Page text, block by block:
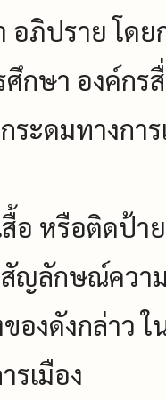
อภิปราย โด
ศึกษา องค์ก
ระดมทางการ
อ หรือติดป้า
ญลักษณ์ควา
องดังกล่าว
รเมือง